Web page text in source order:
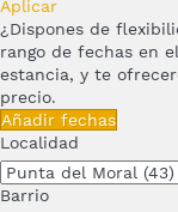
Aplicar
¿Dispones de
rango de fechas en
estancia, y te
precio.
Añadir fechas
Localidad
Barrio